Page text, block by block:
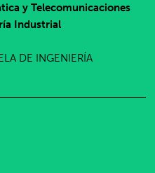
y Telecomunicaciones
Industrial
DE INGENIERÍA